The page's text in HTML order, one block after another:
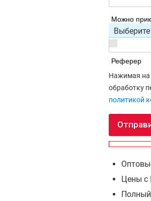
Можно
Реферер
Нажимая на
обработку
политикой
Цены